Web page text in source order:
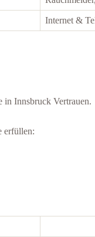
Internet &
in Innsbruck Vertrauen.
erfüllen: